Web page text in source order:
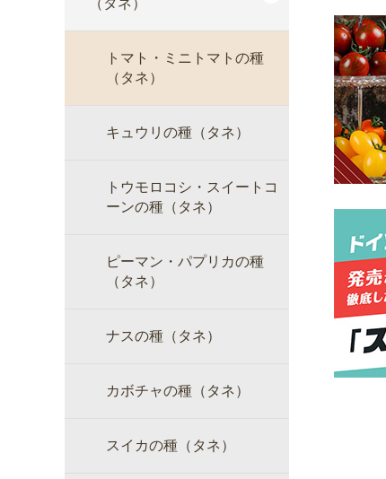
（タネ）
トマト・ミニトマトの種
（タネ）
キュウリの種（タネ）
トウモロコシ・スイートコ
ーンの種（タネ）
ピーマン・パプリカの種
（タネ）
ナスの種（タネ）
カボチャの種（タネ）
スイカの種（タネ）